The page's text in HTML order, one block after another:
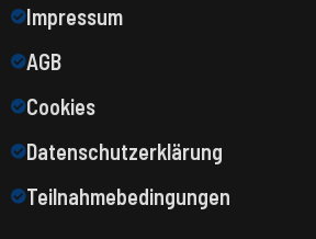
Impressum
AGB
Cookies
Datenschutzerklärung
Teilnahmebedingungen